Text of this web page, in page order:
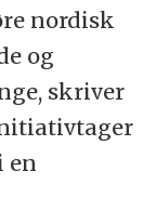
nordisk
og
skriver
en